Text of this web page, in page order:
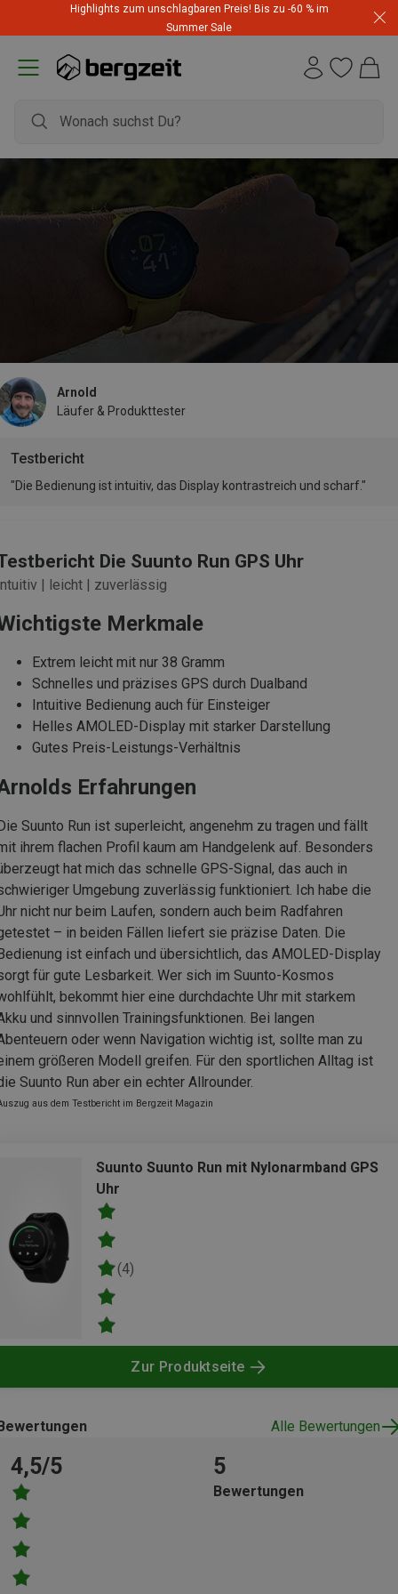
Highlights zum unschlagbaren Preis! Bis zu -60 % im
Summer Sale
Testbericht
Arnold
Läufer & Produkttester
"Die Bedienung ist intuitiv, das Display kontrastreich und scharf."
Die Suunto Run GPS Uhr
| leicht | zuverlässig
Merkmale
Extrem leicht mit nur 38 Gramm
Schnelles und präzises GPS durch Dualband
Intuitive Bedienung auch für Einsteiger
Helles AMOLED-Display mit starker Darstellung
Gutes Preis-Leistungs-Verhältnis
Erfahrungen
Suunto Run ist superleicht, angenehm zu tragen und fällt
ihrem flachen Profil kaum am Handgelenk auf. Besonders
hat mich das schnelle GPS-Signal, das auch in
Umgebung zuverlässig funktioniert. Ich habe die
nicht nur beim Laufen, sondern auch beim Radfahren
– in beiden Fällen liefert sie präzise Daten. Die
ist einfach und übersichtlich, das AMOLED-Display
für gute Lesbarkeit. Wer sich im Suunto-Kosmos
bekommt hier eine durchdachte Uhr mit starkem
und sinnvollen Trainingsfunktionen. Bei langen
oder wenn Navigation wichtig ist, sollte man zu
größeren Modell greifen. Für den sportlichen Alltag ist
Suunto Run aber ein echter Allrounder.
aus dem Testbericht im Bergzeit Magazin
Suunto Suunto Run mit Nylonarmband GPS
Uhr
(4)
Zur Produktseite
Alle Bewertungen
4,5/5 5
Bewertungen